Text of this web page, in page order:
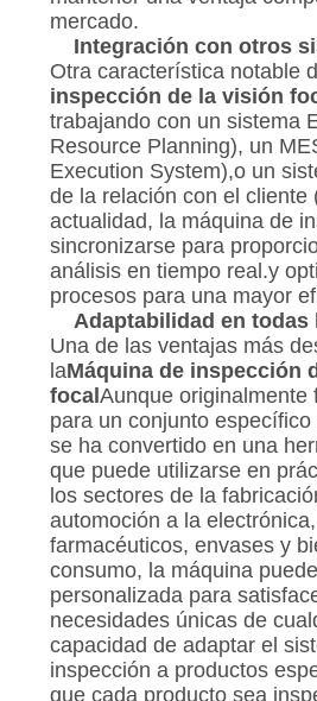
mercado.
Integración con otros
Otra característica notable
inspección de la visión
trabajando con un sistema
Resource Planning), un
Execution System),o un
de la relación con el cliente
actualidad, la máquina de
sincronizarse para
análisis en tiempo real.y
procesos para una mayor
Adaptabilidad en
Una de las ventajas más
laMáquina de inspección
focal Aunque originalmente
para un conjunto
se ha convertido en una
que puede utilizarse en
los sectores de la
automoción a la
farmacéuticos, envases y
consumo, la máquina
personalizada para
necesidades únicas de
capacidad de adaptar el
inspección a productos
que cada producto sea